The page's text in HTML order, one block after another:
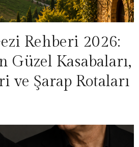
Rehberi 2026:
Güzel Kasabaları,
ve Şarap Rotaları